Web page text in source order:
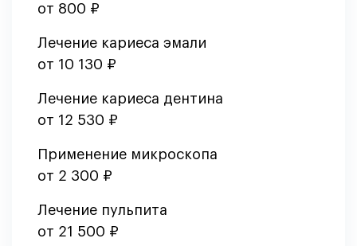
от 800 ₽
Лечение кариеса эмали
от 10 130 ₽
Лечение кариеса дентина
от 12 530 ₽
Применение микроскопа
от 2 300 ₽
Лечение пульпита
от 21 500 ₽